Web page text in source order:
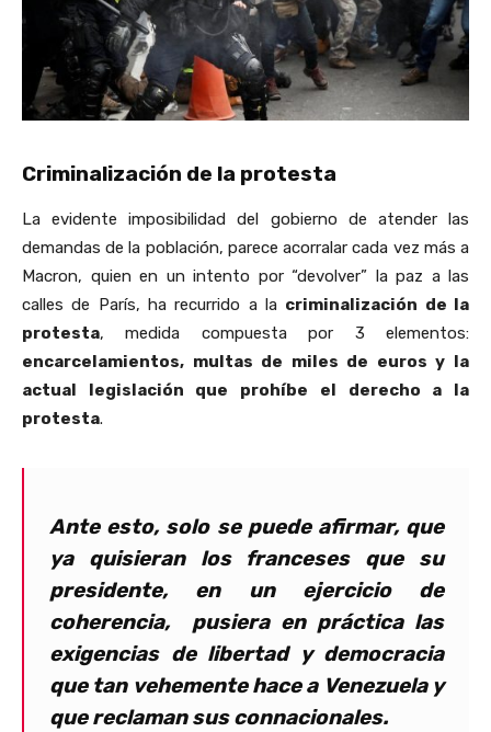
Criminalización de la protesta
La evidente imposibilidad del gobierno de atender las
demandas de la población, parece acorralar cada vez más a
Macron, quien en un intento por “devolver” la paz a las
calles de París, ha recurrido a la criminalización de la
protesta, medida compuesta por 3 elementos:
encarcelamientos, multas de miles de euros y la
actual legislación que prohíbe el derecho a la
protesta.
Ante esto, solo se puede afirmar, que
ya quisieran los franceses que su
presidente, en un ejercicio de
coherencia, pusiera en práctica las
exigencias de libertad y democracia
que tan vehemente hace a Venezuela y
que reclaman sus connacionales.